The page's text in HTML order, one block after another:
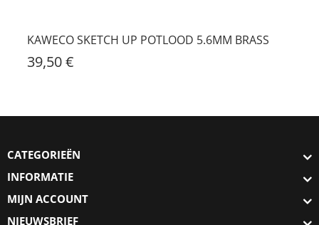
KAWECO SKETCH UP POTLOOD 5.6MM BRASS
39,50 €
CATEGORIEËN
INFORMATIE
MIJN ACCOUNT
NIEUWSBRIEF